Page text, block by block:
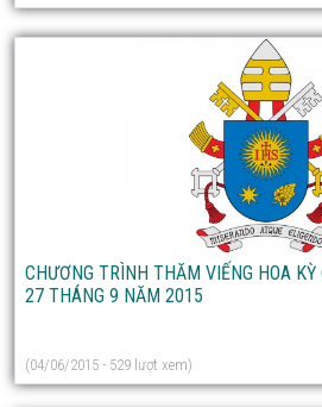
CHƯƠNG TRÌNH THĂM VIẾNG HOA
27 THÁNG 9 NĂM 2015
(04/06/2015 - 529 lượt xem)